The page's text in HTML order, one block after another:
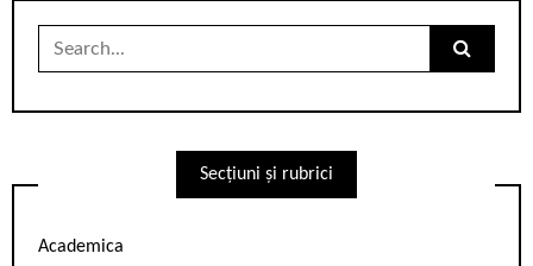
Search
Secțiuni și rubrici
Academica